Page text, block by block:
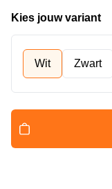
Kies jouw variant
Wit Zwart